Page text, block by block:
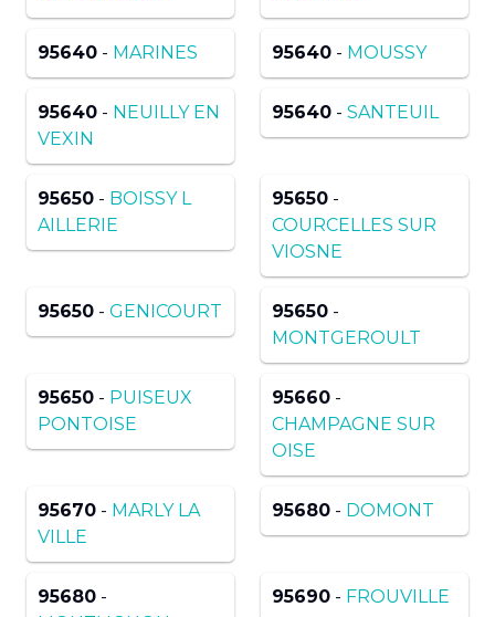
95640 - MARINES 95640 - MOUSSY
95640 - NEUILLY EN
VEXIN
95640 - SANTEUIL
95650 - BOISSY L
AILLERIE
95650 -
COURCELLES SUR
VIOSNE
95650 - GENICOURT 95650 -
MONTGEROULT
95650 - PUISEUX
PONTOISE
95660 -
CHAMPAGNE SUR
OISE
95670 - MARLY LA
VILLE
95680 - DOMONT
95680 -
95690 - FROUVILLE